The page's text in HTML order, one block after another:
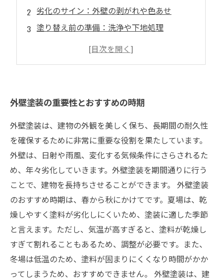
劣化のサイン：外壁の剥がれや色あせ
塗り替え前の準備：洗浄や下地処理
選ぶべき塗料と塗装方法
外壁塗装の重要性とおすすめの時期
外壁塗装は、建物の外観を美しく保ち、長期間の耐久性
を確保するために非常に重要な役割を果たしています。
外壁は、日射や雨風、変化する気候条件にさらされるた
め、年々劣化していきます。外壁塗装を期間通りに行う
ことで、建物を長持ちさせることができます。 外壁塗装
のおすすめ時期は、春から秋にかけてです。夏場は、乾
燥しやすく塗料が劣化しにくいため、塗装に適した季節
と言えます。ただし、気温が高すぎると、塗料が乾燥し
すぎて割れることもあるため、調整が必要です。また、
冬場は低温のため、塗料が固まりにくくなり時間がかか
ってしまうため、おすすめできません。 外壁塗装は、建